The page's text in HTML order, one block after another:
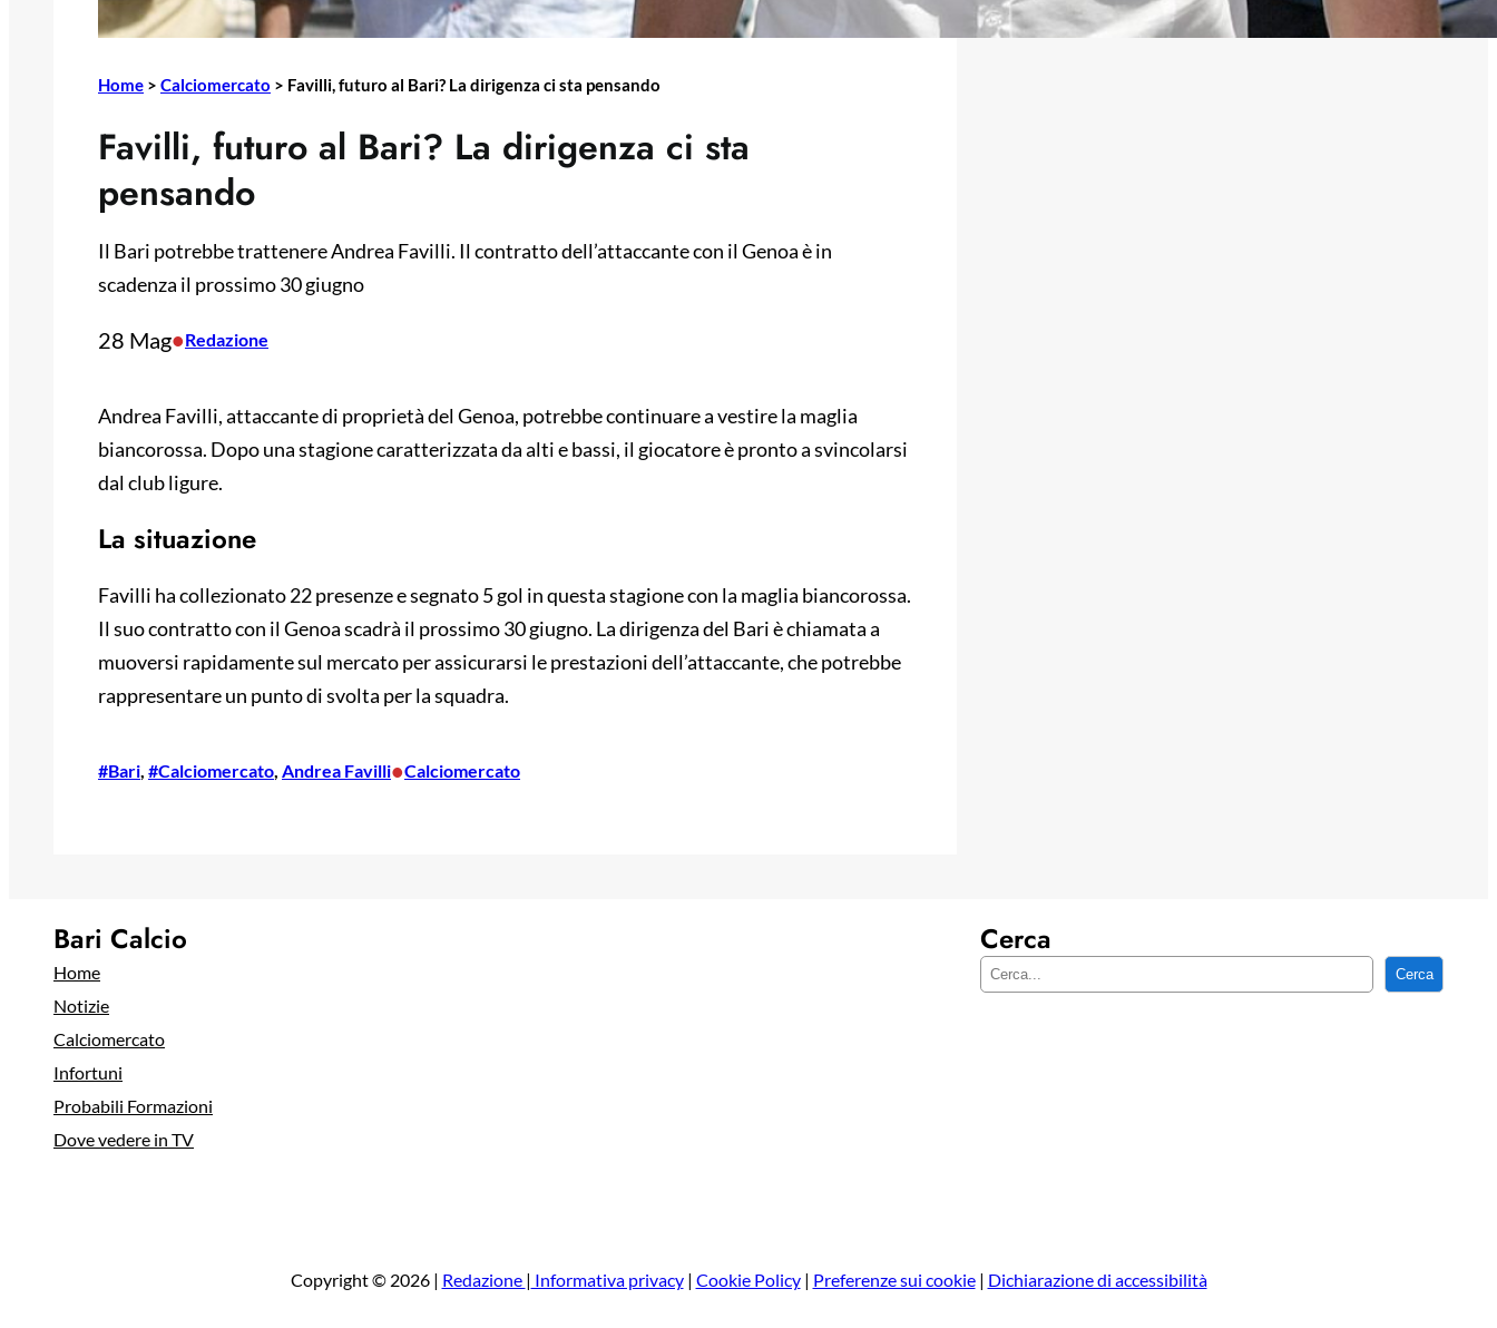
Home > Calciomercato > Favilli, futuro al Bari? La dirigenza ci sta pensando
Favilli, futuro al Bari? La dirigenza ci sta
pensando
Il Bari potrebbe trattenere Andrea Favilli. Il contratto dell’attaccante con il Genoa è in
scadenza il prossimo 30 giugno
28 Mag•Redazione
Andrea Favilli, attaccante di proprietà del Genoa, potrebbe continuare a vestire la maglia
biancorossa. Dopo una stagione caratterizzata da alti e bassi, il giocatore è pronto a svincolarsi
dal club ligure.
La situazione
Favilli ha collezionato 22 presenze e segnato 5 gol in questa stagione con la maglia biancorossa.
Il suo contratto con il Genoa scadrà il prossimo 30 giugno. La dirigenza del Bari è chiamata a
muoversi rapidamente sul mercato per assicurarsi le prestazioni dell’attaccante, che potrebbe
rappresentare un punto di svolta per la squadra.
#Bari, #Calciomercato, Andrea Favilli•Calciomercato
Bari Calcio
Home
Notizie
Calciomercato
Infortuni
Probabili Formazioni
Dove vedere in TV
Cerca
C
Cerca
Copyright © 2026 | Redazione | Informativa privacy| Cookie Policy| Preferenze sui cookie| Dichiarazione di accessibilità